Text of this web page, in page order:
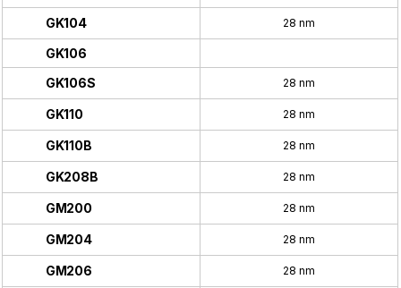
GK104 28 nm
GK106
GK106S
28 nm
GK110 28 nm
GK110B 28 nm
GK208B 28 nm
GM200 28 nm
GM204 28 nm
GM206 28 nm